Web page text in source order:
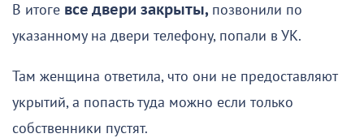
В итоге все двери закрыты, позвонили по
указанному на двери телефону, попали в УК.
Там женщина ответила, что они не предоставляют
укрытий, а попасть туда можно если только
собственники пустят.